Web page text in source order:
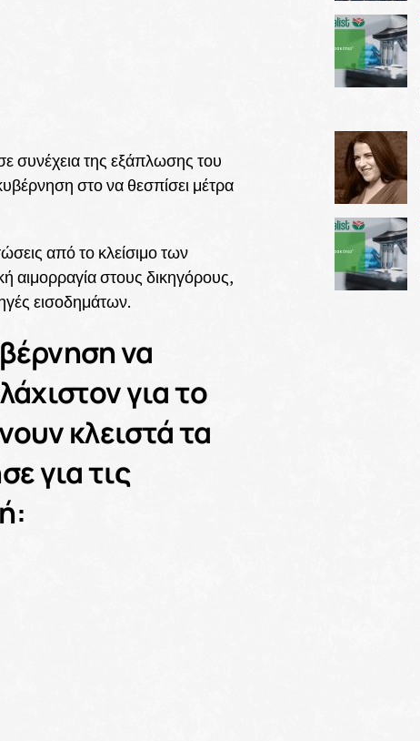
συνέχεια της εξάπλωσης του
στο να θεσπίσει μέτρα
από το κλείσιμο των
αιμορραγία στους δικηγόρους,
εισοδημάτων.
να
για το
κλειστά τα
για τις